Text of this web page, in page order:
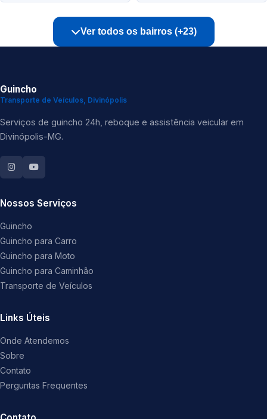
Ver todos os bairros (+23)
Guincho
Transporte de Veículos, Divinópolis
Serviços de guincho 24h, reboque e assistência veicular em
Divinópolis-MG.
Nossos Serviços
Guincho
Guincho para Carro
Guincho para Moto
Guincho para Caminhão
Transporte de Veículos
Links Úteis
Onde Atendemos
Sobre
Contato
Perguntas Frequentes